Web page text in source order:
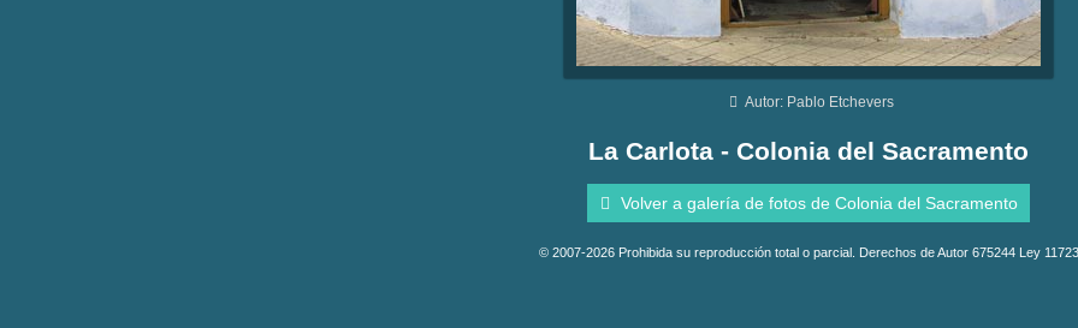
Autor: Pablo Etchevers
La Carlota - Colonia del Sacramento
Volver a galería de fotos de Colonia del Sacramento
© 2007-2026 Prohibida su reproducción total o parcial. Derechos de Autor 675244 Ley 11723